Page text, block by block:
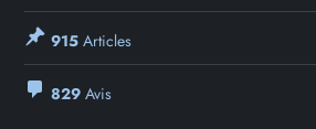
915 Articles
829 Avis